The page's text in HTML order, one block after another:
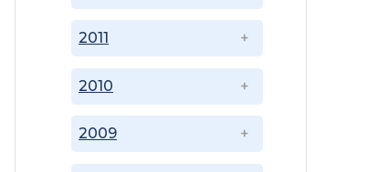
2009
2010
2011